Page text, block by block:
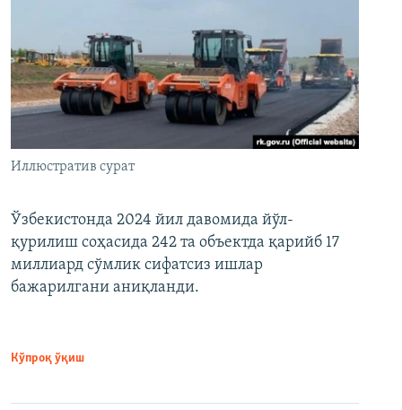
Иллюстратив сурат
Ўзбекистонда 2024 йил давомида йўл-
қурилиш соҳасида 242 та объектда қарийб 17
миллиард сўмлик сифатсиз ишлар
бажарилгани аниқланди.
Кўпроқ ўқиш